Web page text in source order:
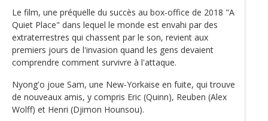
Le film, une préquelle du succès au box-office de 2018 "A
Quiet Place" dans lequel le monde est envahi par des
extraterrestres qui chassent par le son, revient aux
premiers jours de l'invasion quand les gens devaient
comprendre comment survivre à l'attaque.
Nyong'o joue Sam, une New-Yorkaise en fuite, qui trouve
de nouveaux amis, y compris Eric (Quinn), Reuben (Alex
Wolff) et Henri (Djimon Hounsou).